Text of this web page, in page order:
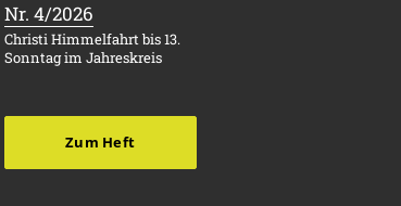
Nr. 4/2026
Christi Himmelfahrt bis 13.
Sonntag im Jahreskreis
Zum Heft